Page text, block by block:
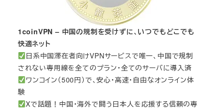
1coinVPN – 中国の規制を受けずに、いつでもどこでも
快適ネット
日系中国滞在者向けVPNサービスで唯一、中国で規制
されない専用線を全てのプラン・全てのサーバに導入済
ワンコイン（500円）で、安心・高速・自由なオンライン体
験
Xで話題！中国・海外で闘う日本人を応援する信頼の専